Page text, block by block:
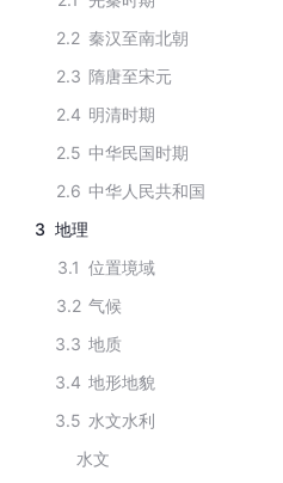
2.2 秦汉至南北朝
2.3 隋唐至宋元
2.4 明清时期
2.5 中华民国时期
2.6 中华人民共和国
3 地理
3.1 位置境域
3.2 气候
3.3 地质
3.4 地形地貌
3.5 水文水利
水文